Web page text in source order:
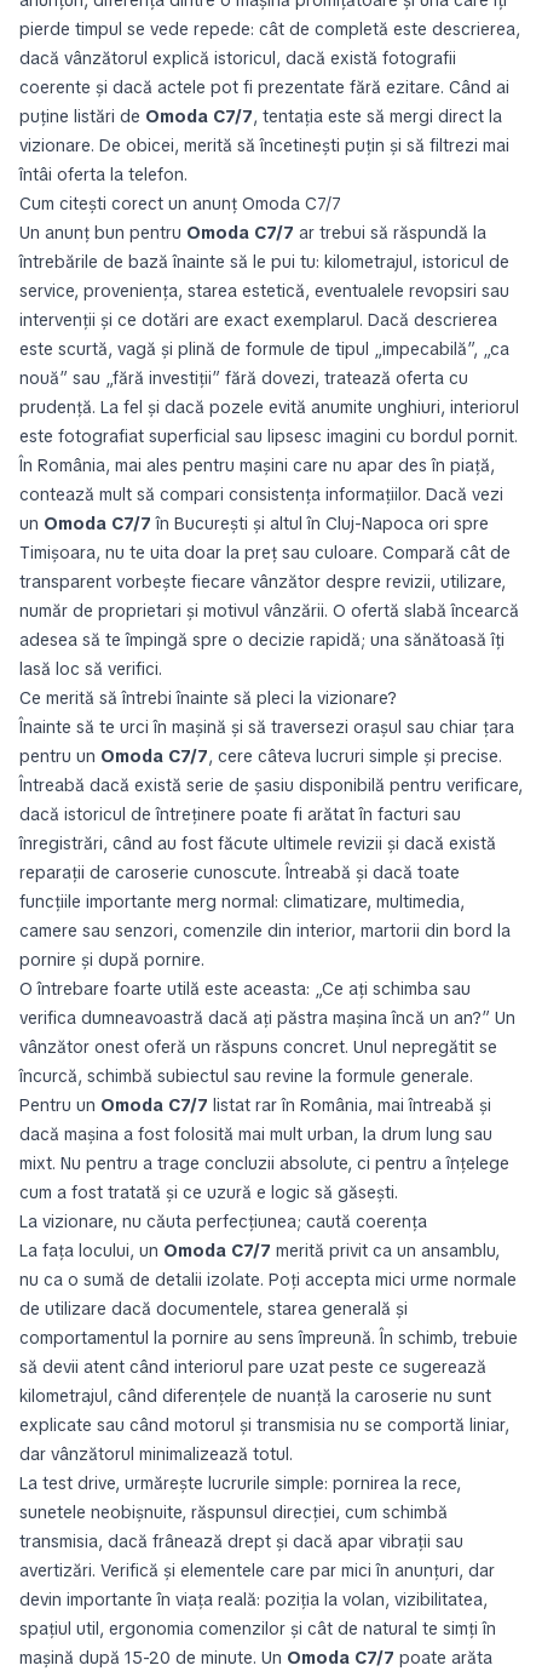
pierde timpul se vede repede: cât de completă este descrierea,
dacă vânzătorul explică istoricul, dacă există fotografii
coerente și dacă actele pot fi prezentate fără ezitare. Când ai
puține listări de Omoda C7/7, tentația este să mergi direct la
vizionare. De obicei, merită să încetinești puțin și să filtrezi mai
întâi oferta la telefon.
Cum citești corect un anunț Omoda C7/7
Un anunț bun pentru Omoda C7/7 ar trebui să răspundă la
întrebările de bază înainte să le pui tu: kilometrajul, istoricul de
service, proveniența, starea estetică, eventualele revopsiri sau
intervenții și ce dotări are exact exemplarul. Dacă descrierea
este scurtă, vagă și plină de formule de tipul „impecabilă”, „ca
nouă” sau „fără investiții” fără dovezi, tratează oferta cu
prudență. La fel și dacă pozele evită anumite unghiuri, interiorul
este fotografiat superficial sau lipsesc imagini cu bordul pornit.
În România, mai ales pentru mașini care nu apar des în piață,
contează mult să compari consistența informațiilor. Dacă vezi
un Omoda C7/7 în București și altul în Cluj-Napoca ori spre
Timișoara, nu te uita doar la preț sau culoare. Compară cât de
transparent vorbește fiecare vânzător despre revizii, utilizare,
număr de proprietari și motivul vânzării. O ofertă slabă încearcă
adesea să te împingă spre o decizie rapidă; una sănătoasă îți
lasă loc să verifici.
Ce merită să întrebi înainte să pleci la vizionare?
Înainte să te urci în mașină și să traversezi orașul sau chiar țara
pentru un Omoda C7/7, cere câteva lucruri simple și precise.
Întreabă dacă există serie de șasiu disponibilă pentru verificare,
dacă istoricul de întreținere poate fi arătat în facturi sau
înregistrări, când au fost făcute ultimele revizii și dacă există
reparații de caroserie cunoscute. Întreabă și dacă toate
funcțiile importante merg normal: climatizare, multimedia,
camere sau senzori, comenzile din interior, martorii din bord la
pornire și după pornire.
O întrebare foarte utilă este aceasta: „Ce ați schimba sau
verifica dumneavoastră dacă ați păstra mașina încă un an?” Un
vânzător onest oferă un răspuns concret. Unul nepregătit se
încurcă, schimbă subiectul sau revine la formule generale.
Pentru un Omoda C7/7 listat rar în România, mai întreabă și
dacă mașina a fost folosită mai mult urban, la drum lung sau
mixt. Nu pentru a trage concluzii absolute, ci pentru a înțelege
cum a fost tratată și ce uzură e logic să găsești.
La vizionare, nu căuta perfecțiunea; caută coerența
La fața locului, un Omoda C7/7 merită privit ca un ansamblu,
nu ca o sumă de detalii izolate. Poți accepta mici urme normale
de utilizare dacă documentele, starea generală și
comportamentul la pornire au sens împreună. În schimb, trebuie
să devii atent când interiorul pare uzat peste ce sugerează
kilometrajul, când diferențele de nuanță la caroserie nu sunt
explicate sau când motorul și transmisia nu se comportă liniar,
dar vânzătorul minimalizează totul.
La test drive, urmărește lucrurile simple: pornirea la rece,
sunetele neobișnuite, răspunsul direcției, cum schimbă
transmisia, dacă frânează drept și dacă apar vibrații sau
avertizări. Verifică și elementele care par mici în anunțuri, dar
devin importante în viața reală: poziția la volan, vizibilitatea,
spațiul util, ergonomia comenzilor și cât de natural te simți în
mașină după 15-20 de minute. Un Omoda C7/7 poate arăta